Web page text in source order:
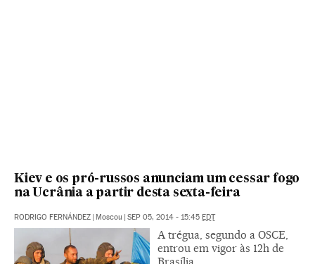
Kiev e os pró-russos anunciam um cessar fogo
na Ucrânia a partir desta sexta-feira
RODRIGO FERNÁNDEZ | Moscou | SEP 05, 2014 - 15:45 EDT
A trégua, segundo a OSCE,
entrou em vigor às 12h de
Brasília